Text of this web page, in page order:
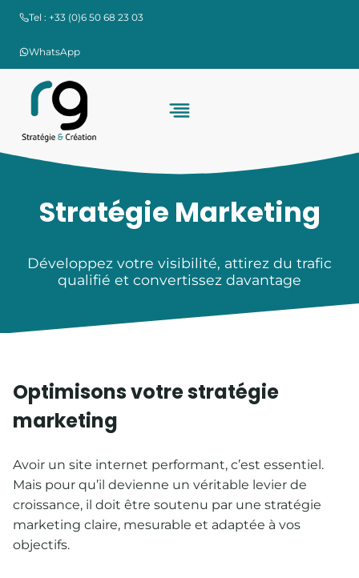
Aller
contenu
Tel : +33 (0)6 50 68 23 03
WhatsApp
Stratégie Marketing
Développez votre visibilité, attirez du trafic
qualifié et convertissez davantage
Optimisons votre stratégie
marketing
Avoir un site internet performant, c’est essentiel.
Mais pour qu’il devienne un véritable levier de
croissance, il doit être soutenu par une stratégie
marketing claire, mesurable et adaptée à vos
objectifs.